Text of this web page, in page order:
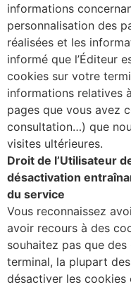
informations
personnalisation des
réalisées et les
informé que l’Éditeur
cookies sur votre
informations relatives
pages que vous avez
consultation…) que
visites ultérieures.
Droit de l’Utilisateur
désactivation
du service
Vous reconnaissez
avoir recours à des
souhaitez pas que
terminal, la plupart
désactiver les cookies